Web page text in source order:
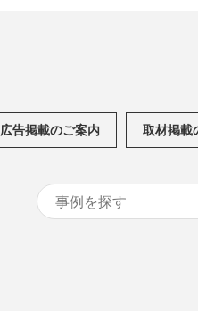
広告掲載のご案内 取材掲載